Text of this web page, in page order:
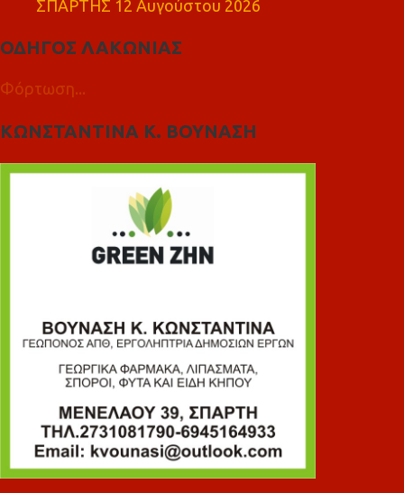
ΣΠΑΡΤΗΣ 12 Αυγούστου 2026
ΟΔΗΓΟΣ ΛΑΚΩΝΙΑΣ
Φόρτωση...
ΚΩΝΣΤΑΝΤΙΝΑ Κ. ΒΟΥΝΑΣΗ